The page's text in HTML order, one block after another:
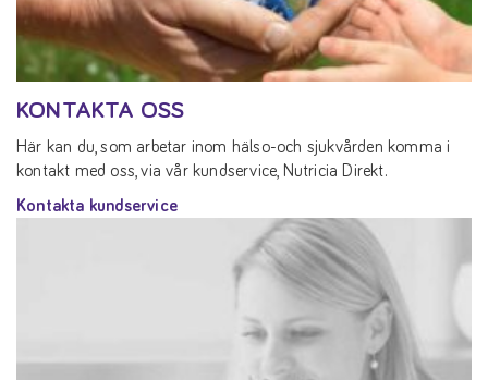
KONTAKTA OSS
Här kan du, som arbetar inom hälso-och sjukvården komma i
kontakt med oss, via vår kundservice, Nutricia Direkt.
Kontakta kundservice